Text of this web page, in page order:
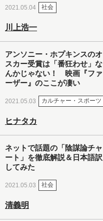
2021.05.04 社会
川上浩一
アンソニー・ホプキンスのオ
スカー受賞は「番狂わせ」な
んかじゃない！ 映画『ファ
ーザー』のここが凄い
2021.05.03 カルチャー・スポーツ
ヒナタカ
ネットで話題の「陰謀論チャ
ート」を徹底解説＆日本語訳
してみた
2021.05.03 社会
清義明